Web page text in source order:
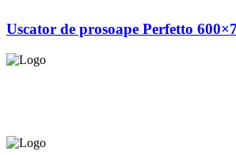
Uscator de prosoape Perfetto